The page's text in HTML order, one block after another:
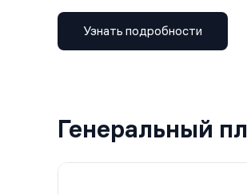
Узнать подробности
Генеральный